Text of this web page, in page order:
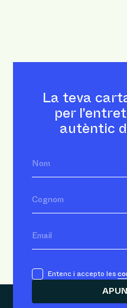
La teva
per
autèntic
Nom
Cognom
Email
Entenc i accepto les